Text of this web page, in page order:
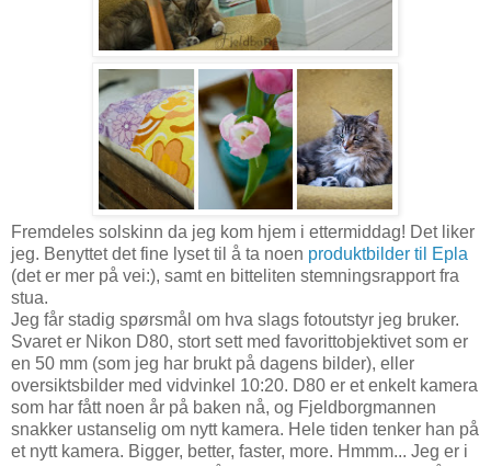
Fremdeles solskinn da jeg kom hjem i ettermiddag! Det liker
jeg. Benyttet det fine lyset til å ta noen produktbilder til Epla
(det er mer på vei:), samt en bitteliten stemningsrapport fra
stua.
Jeg får stadig spørsmål om hva slags fotoutstyr jeg bruker.
Svaret er Nikon D80, stort sett med favorittobjektivet som er
en 50 mm (som jeg har brukt på dagens bilder), eller
oversiktsbilder med vidvinkel 10:20. D80 er et enkelt kamera
som har fått noen år på baken nå, og Fjeldborgmannen
snakker ustanselig om nytt kamera. Hele tiden tenker han på
et nytt kamera. Bigger, better, faster, more. Hmmm... Jeg er i